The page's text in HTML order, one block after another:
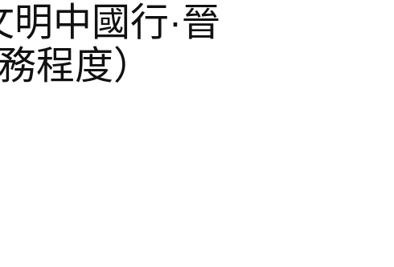
中國行·晉
程度）